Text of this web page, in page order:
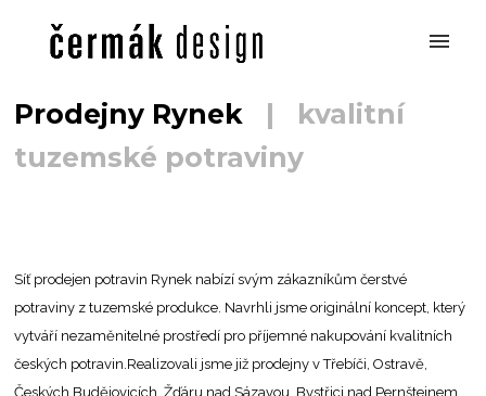
Prodejny Rynek | kvalitní
tuzemské potraviny
Síť prodejen potravin Rynek nabízí svým zákazníkům čerstvé
potraviny z tuzemské produkce. Navrhli jsme originální koncept, který
vytváří nezaměnitelné prostředí pro příjemné nakupování kvalitních
českých potravin.Realizovali jsme již prodejny v Třebíči, Ostravě,
Českých Budějovicích, Žďáru nad Sázavou, Bystřici nad Pernštejnem